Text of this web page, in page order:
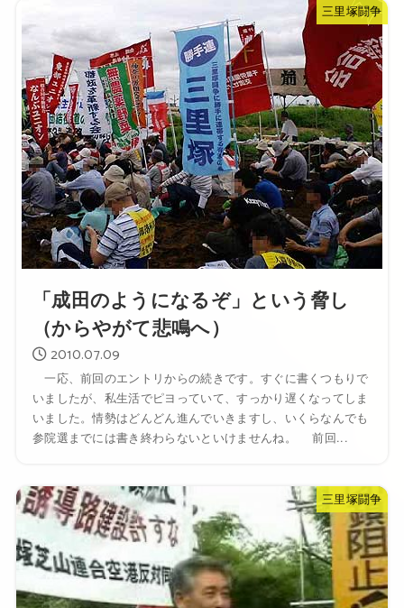
三里塚闘争
「成田のようになるぞ」という脅し
（からやがて悲鳴へ）
2010.07.09
一応、前回のエントリからの続きです。すぐに書くつもりで
いましたが、私生活でピヨっていて、すっかり遅くなってしま
いました。情勢はどんどん進んでいきますし、いくらなんでも
参院選までには書き終わらないといけませんね。 前回...
三里塚闘争